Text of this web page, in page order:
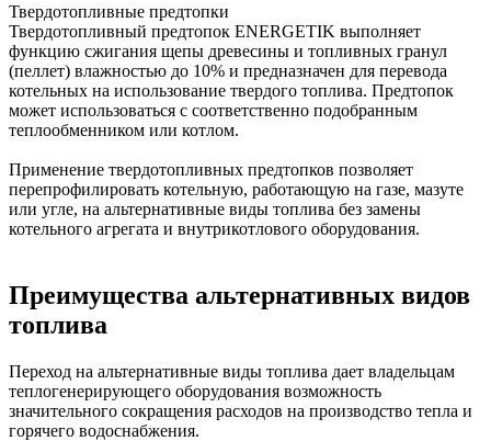
Твердотопливные предтопки
Твердотопливный предтопок ENERGETIK выполняет
функцию сжигания щепы древесины и топливных гранул
(пеллет) влажностью до 10% и предназначен для перевода
котельных на использование твердого топлива. Предтопок
может использоваться с соответственно подобранным
теплообменником или котлом.
Применение твердотопливных предтопков позволяет
перепрофилировать котельную, работающую на газе, мазуте
или угле, на альтернативные виды топлива без замены
котельного агрегата и внутрикотлового оборудования.
Преимущества альтернативных видов
топлива
Переход на альтернативные виды топлива дает владельцам
теплогенерирующего оборудования возможность
значительного сокращения расходов на производство тепла и
горячего водоснабжения.